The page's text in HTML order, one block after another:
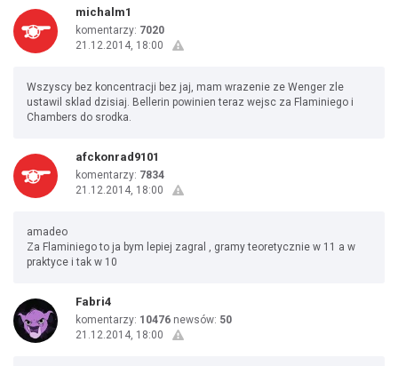
michalm1
komentarzy: 7020
21.12.2014, 18:00
Wszyscy bez koncentracji bez jaj, mam wrazenie ze Wenger zle
ustawil sklad dzisiaj. Bellerin powinien teraz wejsc za Flaminiego i
Chambers do srodka.
afckonrad9101
komentarzy: 7834
21.12.2014, 18:00
amadeo
Za Flaminiego to ja bym lepiej zagral , gramy teoretycznie w 11 a w
praktyce i tak w 10
Fabri4
komentarzy: 10476 newsów: 50
21.12.2014, 18:00